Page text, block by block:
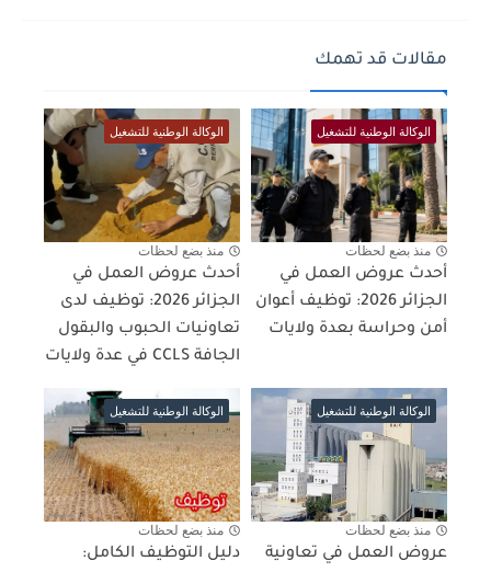
مقالات قد تهمك
الوكالة الوطنية للتشغيل
منذ بضع لحظات
أحدث عروض العمل في
الجزائر 2026: توظيف أعوان
أمن وحراسة بعدة ولايات
الوكالة الوطنية للتشغيل
منذ بضع لحظات
أحدث عروض العمل في
الجزائر 2026: توظيف لدى
تعاونيات الحبوب والبقول
الجافة CCLS في عدة ولايات
الوكالة الوطنية للتشغيل
منذ بضع لحظات
عروض العمل في تعاونية
الوكالة الوطنية للتشغيل
منذ بضع لحظات
دليل التوظيف الكامل: